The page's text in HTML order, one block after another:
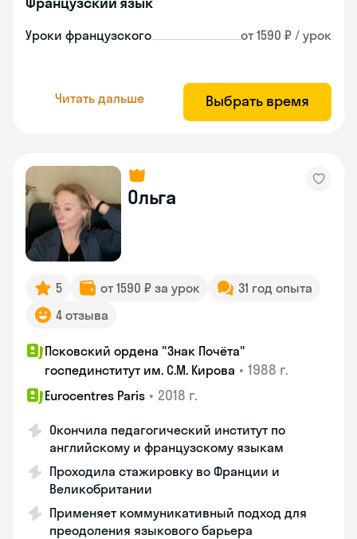
Уроки французского от 1590 ₽ / урок
Читать дальше Выбрать время
Ольга
5 от 1590 ₽ за урок
31 год опыта
4 отзыва
Псковский ордена "Знак Почёта"
госпединститут им. С.М. Кирова • 1988 г.
Eurocentres Paris • 2018 г.
Окончила педагогический институт по
английскому и французскому языкам
Проходила стажировку во Франции и
Великобритании
Применяет коммуникативный подход для
преодоления языкового барьера